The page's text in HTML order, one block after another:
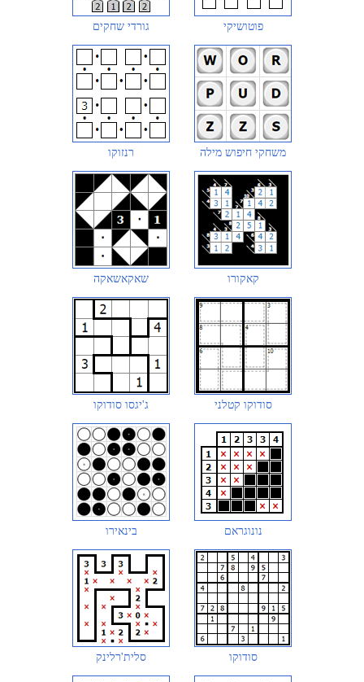
גורדי שחקים פוטושיקי
רנזוקו משחקי חיפוש מילה
שאקאשאקה קאקורו
ג'יגסו סודוקו סודוקו קטלני
בינאירו נונוגראם
סלית'רלינק סודוקו